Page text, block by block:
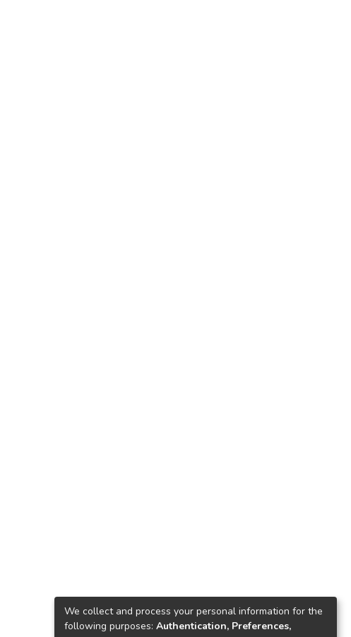
We collect and process your personal information for the
following purposes: Authentication, Preferences,